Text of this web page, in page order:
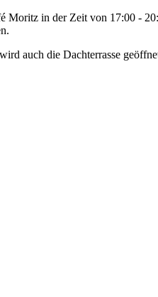
Moritz in der Zeit von 17:00 -
auch die Dachterrasse